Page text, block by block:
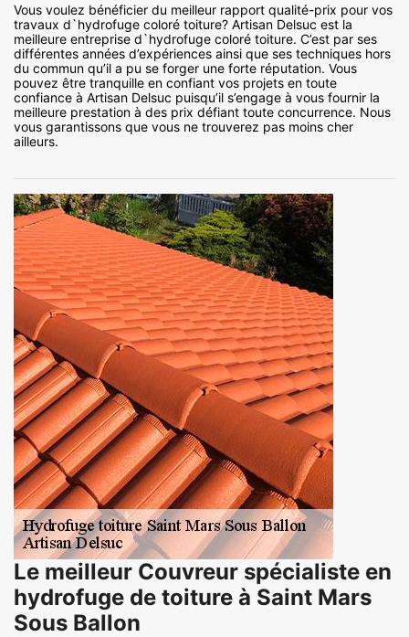
Vous voulez bénéficier du meilleur rapport qualité-prix pour vos
travaux d`hydrofuge coloré toiture? Artisan Delsuc est la
meilleure entreprise d`hydrofuge coloré toiture. C’est par ses
différentes années d’expériences ainsi que ses techniques hors
du commun qu’il a pu se forger une forte réputation. Vous
pouvez être tranquille en confiant vos projets en toute
confiance à Artisan Delsuc puisqu’il s’engage à vous fournir la
meilleure prestation à des prix défiant toute concurrence. Nous
vous garantissons que vous ne trouverez pas moins cher
ailleurs.
Le meilleur Couvreur spécialiste en
hydrofuge de toiture à Saint Mars
Sous Ballon